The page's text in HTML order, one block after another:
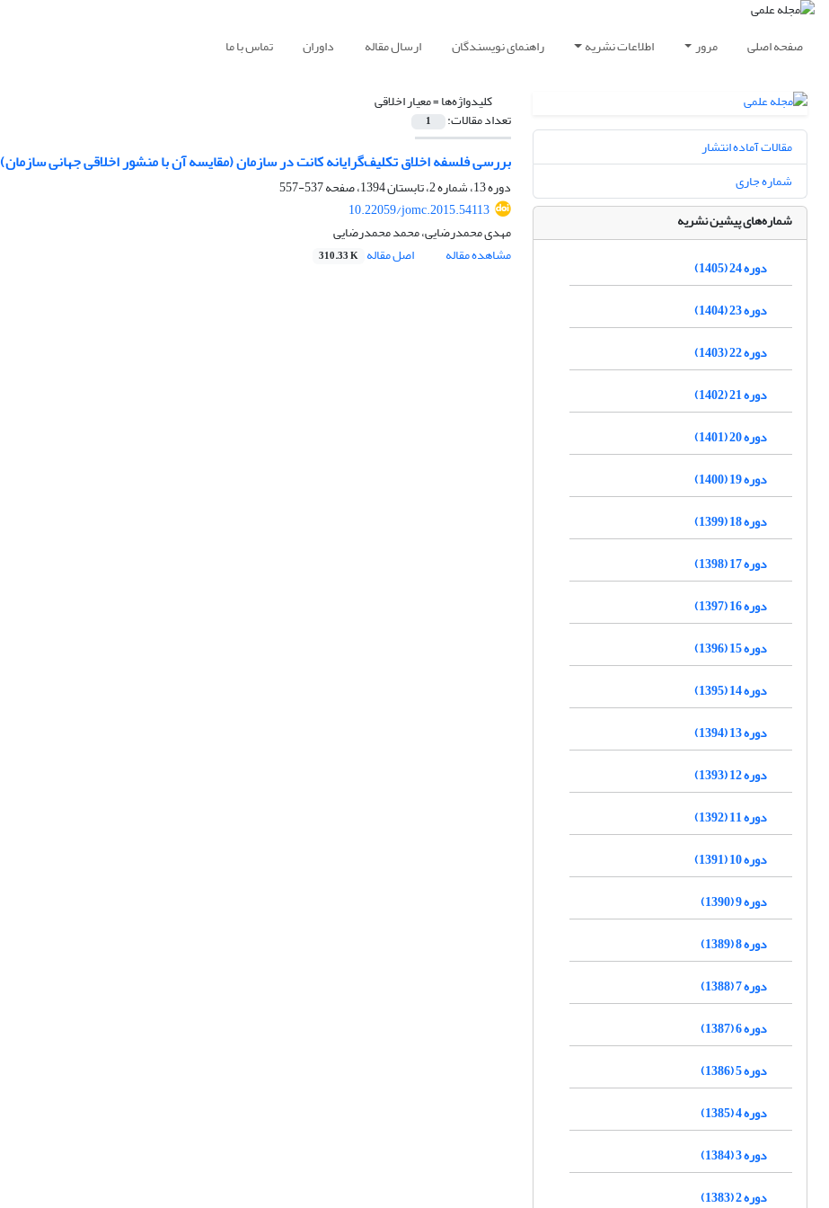
صفحه اصلی مرور اطلاعات نشریه راهنمای نویسندگان ارسال مقاله داوران تماس با ما
کلیدواژه‌ها =معیار اخلاقی
تعداد مقالات: 1
بررسی فلسفه اخلاق تکلیف‌گرایانه کانت در سازمان (مقایسه آن با منشور اخلاقی جهانی سازمان)
دوره 13، شماره 2، تابستان 1394، صفحه
537-557
10.22059/jomc.2015.54113
مهدی محمدرضایی، محمد محمدرضایی
مشاهده مقاله
اصل مقاله 310.33 K
مقالات آماده انتشار
شماره جاری
شماره‌های پیشین نشریه
دوره 24 (1405)
دوره 23 (1404)
دوره 22 (1403)
دوره 21 (1402)
دوره 20 (1401)
دوره 19 (1400)
دوره 18 (1399)
دوره 17 (1398)
دوره 16 (1397)
دوره 15 (1396)
دوره 14 (1395)
دوره 13 (1394)
دوره 12 (1393)
دوره 11 (1392)
دوره 10 (1391)
دوره 9 (1390)
دوره 8 (1389)
دوره 7 (1388)
دوره 6 (1387)
دوره 5 (1386)
دوره 4 (1385)
دوره 3 (1384)
دوره 2 (1383)